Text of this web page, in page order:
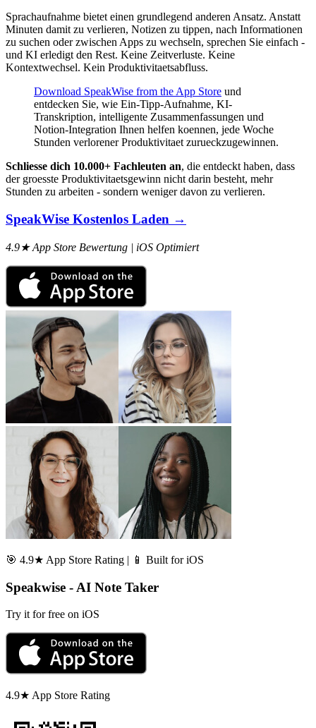
Sprachaufnahme bietet einen grundlegend anderen Ansatz. Anstatt
Minuten damit zu verlieren, Notizen zu tippen, nach Informationen
zu suchen oder zwischen Apps zu wechseln, sprechen Sie einfach -
und KI erledigt den Rest. Keine Zeitverluste. Keine
Kontextwechsel. Kein Produktivitaetsabfluss.
Download SpeakWise from the App Store und
entdecken Sie, wie Ein-Tipp-Aufnahme, KI-
Transkription, intelligente Zusammenfassungen und
Notion-Integration Ihnen helfen koennen, jede Woche
Stunden verlorener Produktivitaet zurueckzugewinnen.
Schliesse dich 10.000+ Fachleuten an, die entdeckt haben, dass
der groesste Produktivitaetsgewinn nicht darin besteht, mehr
Stunden zu arbeiten - sondern weniger davon zu verlieren.
SpeakWise Kostenlos Laden →
4.9★ App Store Bewertung | iOS Optimiert
🎯 4.9★ App Store Rating | 📱 Built for iOS
Speakwise - AI Note Taker
Try it for free on iOS
4.9★ App Store Rating